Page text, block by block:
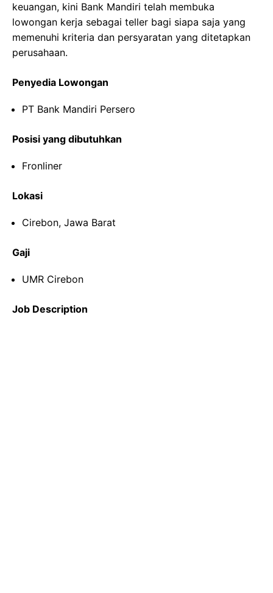
keuangan, kini Bank Mandiri telah membuka
lowongan kerja sebagai teller bagi siapa saja yang
memenuhi kriteria dan persyaratan yang ditetapkan
perusahaan.
Penyedia Lowongan
PT Bank Mandiri Persero
Posisi yang dibutuhkan
Fronliner
Lokasi
Cirebon, Jawa Barat
Gaji
UMR Cirebon
Job Description